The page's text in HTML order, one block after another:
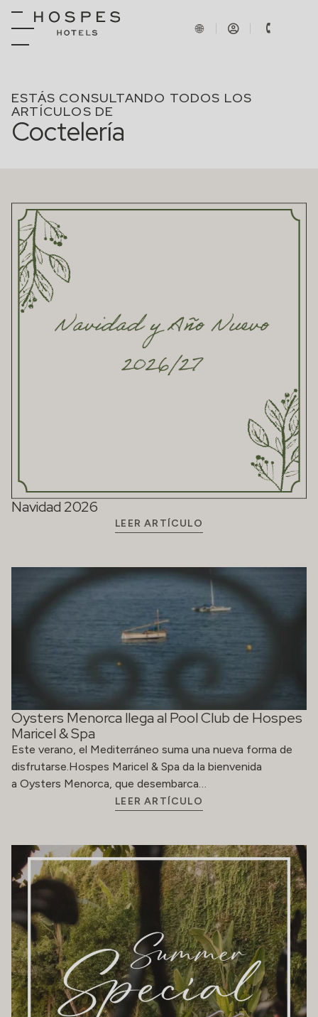
ESTÁS CONSULTANDO TODOS LOS
ARTÍCULOS DE
Coctelería
Navidad 2026
LEER ARTÍCULO
Oysters Menorca llega al Pool Club de Hospes
Maricel & Spa
Este verano, el Mediterráneo suma una nueva forma de
disfrutarse.Hospes Maricel & Spa da la bienvenida
a Oysters Menorca, que desembarca…
LEER ARTÍCULO